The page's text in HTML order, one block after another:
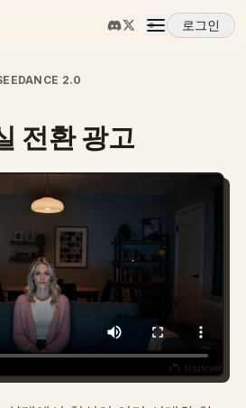
로그인
2.0
전환 광고